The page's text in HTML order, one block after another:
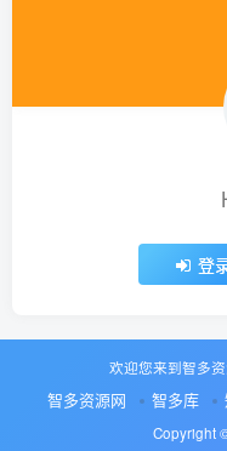
登
欢迎您来到智多
智多资源网 智多库
Copyright